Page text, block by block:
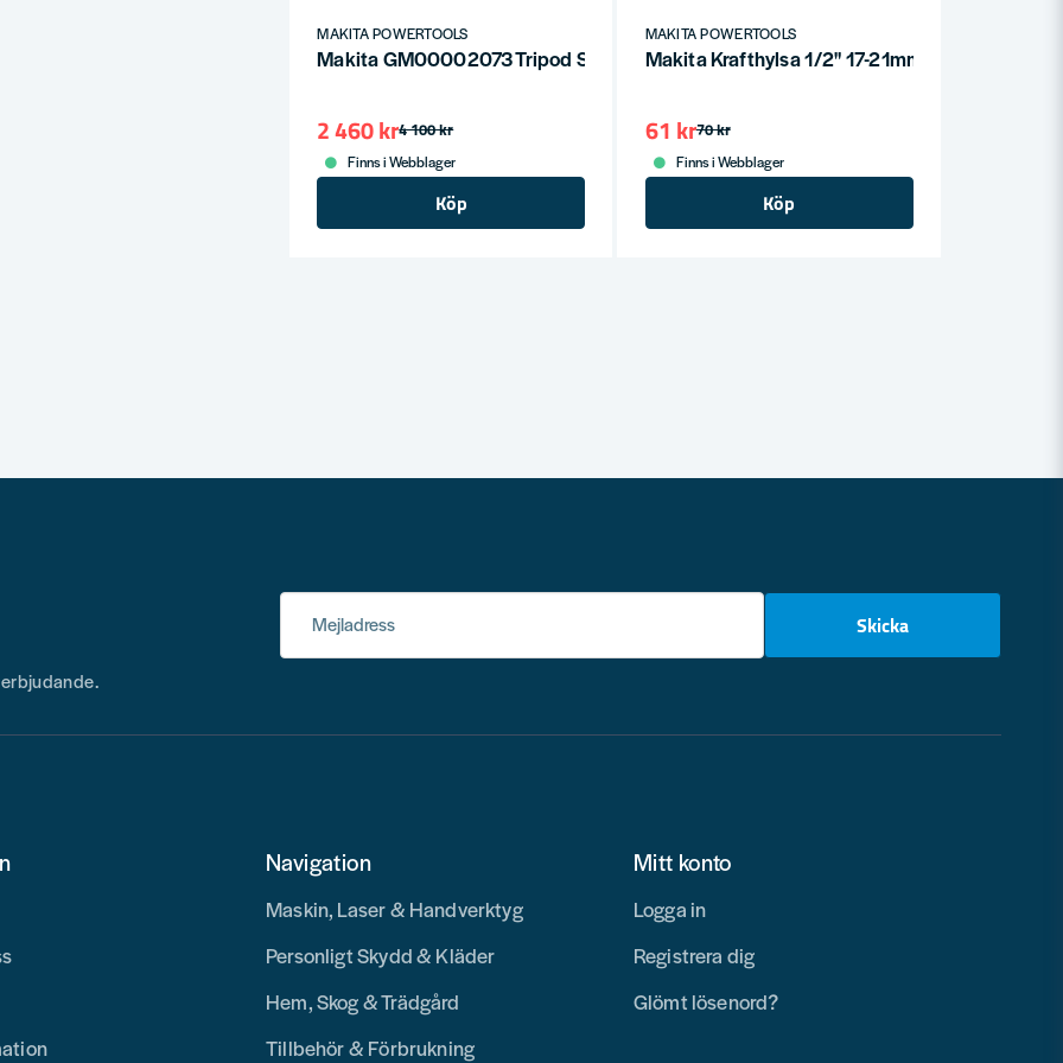
MAKITA POWERTOOLS
Makita GM00002073 Tripod Stativ för DML809 & DML811
4 100 kr
2 460 kr
Finns i Webblager
Köp
MAKITA POWERTOOLS
Makita Krafthylsa 1/2" 17-21mm
70 kr
61 kr
Finns i Webblager
Köp
Mejladress Skicka
Navigation
Maskin, Laser & Handverktyg
Personligt Skydd & Kläder
Hem, Skog & Trädgård
Tillbehör & Förbrukning
Mitt konto
Logga in
Registrera dig
Glömt lösenord?